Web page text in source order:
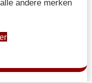
andere merken